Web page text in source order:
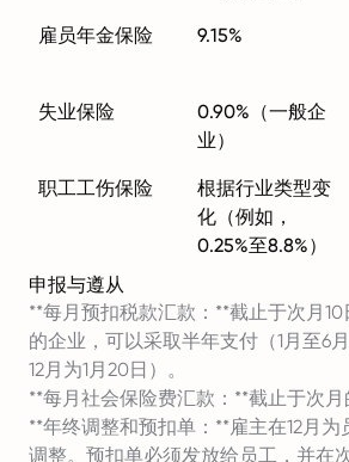
雇员年金保险 9.15%
失业保险
0.90%（一般企
业）
职工工伤保险
根据行业类型变
化（例如，
0.25%至8.8%）
申报与遵从
**每月预扣税款汇款：**截止于次月10
的企业，可以采取半年支付（1月至6
12月为1月20日）。
**每月社会保险费汇款：**截止于次月
**年终调整和预扣单：**雇主在12月
调整。预扣单必须发放给员工，并在